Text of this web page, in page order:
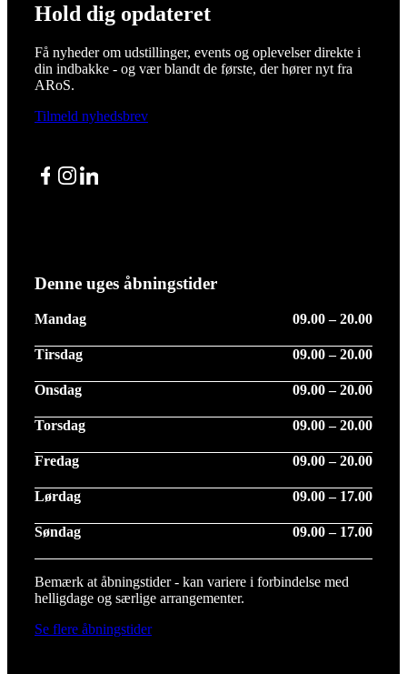
Hold dig opdateret
Få nyheder om udstillinger, events og oplevelser direkte i
din indbakke - og vær blandt de første, der hører nyt fra
ARoS.
Tilmeld nyhedsbrev
Facebook
Instagram
LinkedIn
Denne uges åbningstider
Mandag 09.00 – 20.00
Tirsdag 09.00 – 20.00
Onsdag 09.00 – 20.00
Torsdag 09.00 – 20.00
Fredag 09.00 – 20.00
Lørdag 09.00 – 17.00
Søndag 09.00 – 17.00
Bemærk at åbningstider - kan variere i forbindelse med
helligdage og særlige arrangementer.
Se flere åbningstider